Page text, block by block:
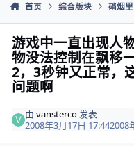
首页 综合版块 硝烟
游戏中一直出现人
物没法控制在飘移
2，3秒钟又正常，
问题啊
由vansterco 发表
2008年3月17日 17:442008